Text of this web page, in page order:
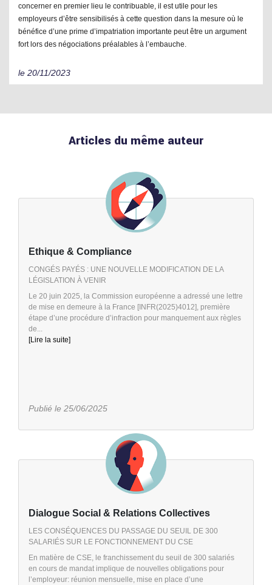
concerner en premier lieu le contribuable, il est utile pour les
employeurs d’être sensibilisés à cette question dans la mesure où le
bénéfice d’une prime d’impatriation importante peut être un argument
fort lors des négociations préalables à l’embauche.
le 20/11/2023
Articles du même auteur
Ethique & Compliance
CONGÉS PAYÉS : UNE NOUVELLE MODIFICATION DE LA
LÉGISLATION À VENIR
Le 20 juin 2025, la Commission européenne a adressé une lettre
de mise en demeure à la France [INFR(2025)4012], première
étape d’une procédure d’infraction pour manquement aux règles
de...
[Lire la suite]
Publié le 25/06/2025
Dialogue Social & Relations Collectives
LES CONSÉQUENCES DU PASSAGE DU SEUIL DE 300
SALARIÉS SUR LE FONCTIONNEMENT DU CSE
En matière de CSE, le franchissement du seuil de 300 salariés
en cours de mandat implique de nouvelles obligations pour
l’employeur: réunion mensuelle, mise en place d’une